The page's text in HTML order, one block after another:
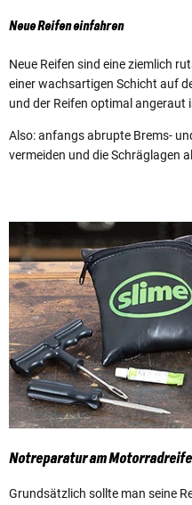
Neue Reifen einfahren
Neue Reifen sind eine ziemlich
einer wachsartigen Schicht auf
und der Reifen optimal angeraut
Also: anfangs abrupte Brems-
vermeiden und die Schräglagen
Notreparatur am
Grundsätzlich sollte man seine